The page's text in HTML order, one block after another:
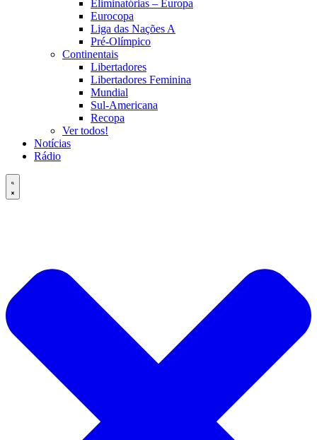
Eliminatórias – Europa
Eurocopa
Liga das Nações A
Pré-Olímpico
Continentais
Libertadores
Libertadores Feminina
Mundial
Sul-Americana
Recopa
Ver todos!
Notícias
Rádio